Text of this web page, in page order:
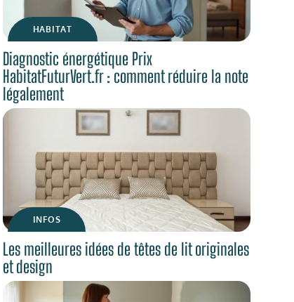
HABITAT
Diagnostic énergétique Prix
HabitatFuturVert.fr : comment réduire la note
légalement
INFOS
Les meilleures idées de têtes de lit originales
et design